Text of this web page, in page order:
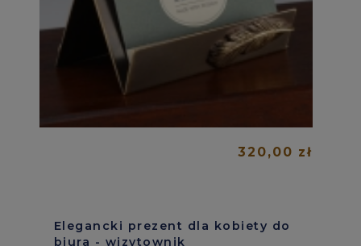
320,00 zł
Elegancki prezent dla kobiety do
biura - wizytownik